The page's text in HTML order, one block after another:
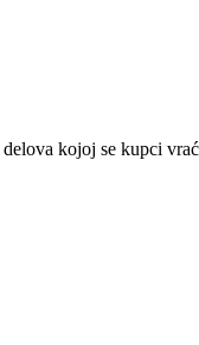
kojoj se kupci